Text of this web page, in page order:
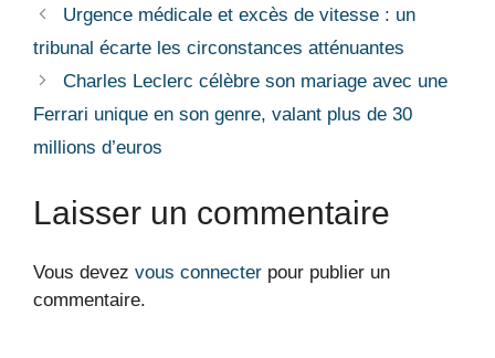
Urgence médicale et excès de vitesse : un
tribunal écarte les circonstances atténuantes
Charles Leclerc célèbre son mariage avec une
Ferrari unique en son genre, valant plus de 30
millions d’euros
Laisser un commentaire
Vous devez vous connecter pour publier un
commentaire.